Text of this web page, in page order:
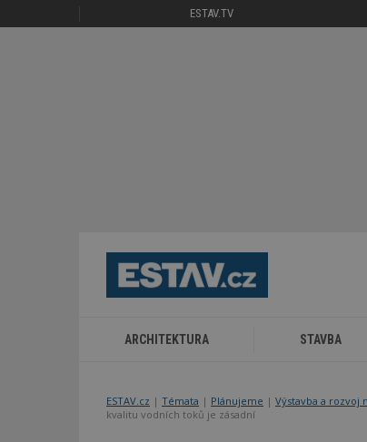
ESTAV.TV
ARCHITEKTURA STAVBA
ESTAV.cz Témata Plánujeme Výstavba a rozvoj
kvalitu vodních toků je zásadní